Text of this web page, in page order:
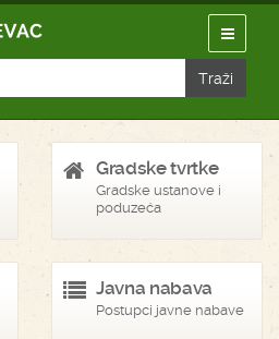
Gradske tvrtke
Gradske ustanove i
poduzeća
Javna nabava
Postupci javne nabave